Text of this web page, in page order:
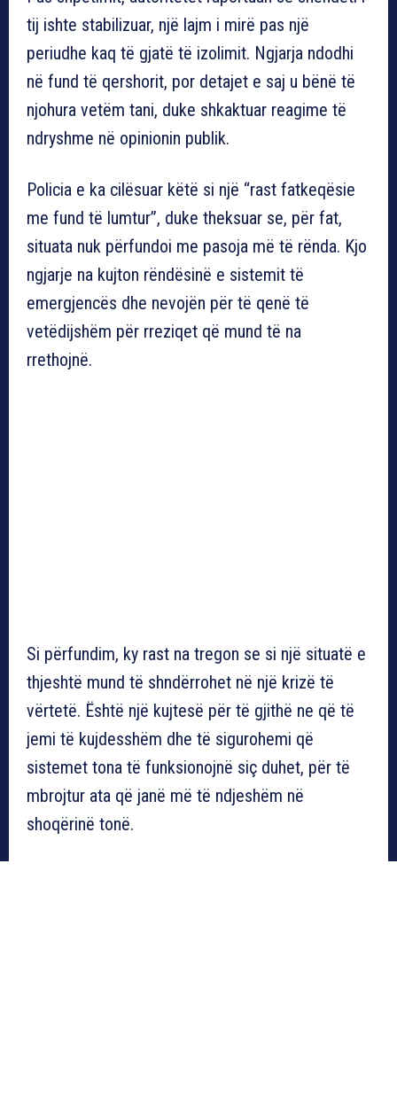
tij ishte stabilizuar, një lajm i mirë pas një
periudhe kaq të gjatë të izolimit. Ngjarja ndodhi
në fund të qershorit, por detajet e saj u bënë të
njohura vetëm tani, duke shkaktuar reagime të
ndryshme në opinionin publik.
Policia e ka cilësuar këtë si një “rast fatkeqësie
me fund të lumtur”, duke theksuar se, për fat,
situata nuk përfundoi me pasoja më të rënda. Kjo
ngjarje na kujton rëndësinë e sistemit të
emergjencës dhe nevojën për të qenë të
vetëdijshëm për rreziqet që mund të na
rrethojnë.
Si përfundim, ky rast na tregon se si një situatë e
thjeshtë mund të shndërrohet në një krizë të
vërtetë. Është një kujtesë për të gjithë ne që të
jemi të kujdesshëm dhe të sigurohemi që
sistemet tona të funksionojnë siç duhet, për të
mbrojtur ata që janë më të ndjeshëm në
shoqërinë tonë.